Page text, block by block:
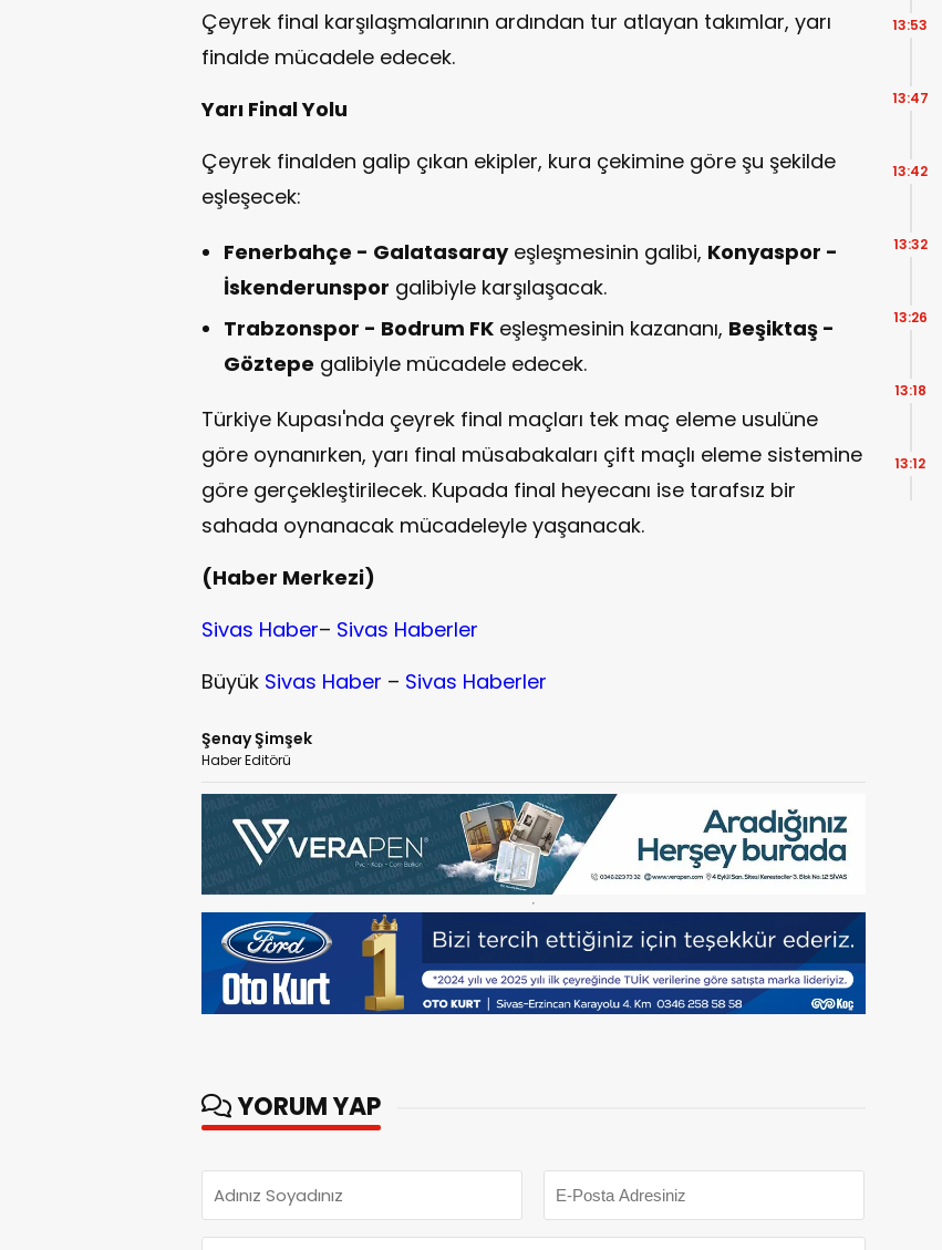
Çeyrek final karşılaşmalarının ardından tur atlayan takımlar, yarı
finalde mücadele edecek.
Yarı Final Yolu
Çeyrek finalden galip çıkan ekipler, kura çekimine göre şu şekilde
eşleşecek:
Fenerbahçe - Galatasarayeşleşmesinin galibi, Konyaspor -
İskenderunspor galibiyle karşılaşacak.
Trabzonspor - Bodrum FK eşleşmesinin kazananı, Beşiktaş -
Göztepe galibiyle mücadele edecek.
Türkiye Kupası'nda çeyrek final maçları tek maç eleme usulüne
göre oynanırken, yarı final müsabakaları çift maçlı eleme sistemine
göre gerçekleştirilecek. Kupada final heyecanı ise tarafsız bir
sahada oynanacak mücadeleyle yaşanacak.
(Haber Merkezi)
Sivas Haber– Sivas Haberler
Büyük Sivas Haber – Sivas Haberler
Şenay Şimşek
Haber Editörü
YORUM YAP
13:53
13:47
13:42
13:32
13:26
13:18
13:12